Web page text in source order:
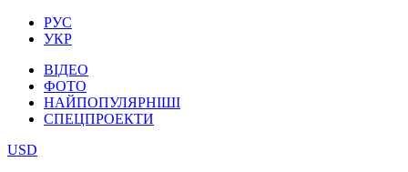
РУС
УКР
ВІДЕО
ФОТО
НАЙПОПУЛЯРНІШІ
СПЕЦПРОЕКТИ
USD